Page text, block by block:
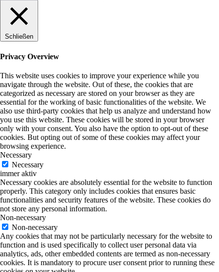
Schließen
Privacy Overview
This website uses cookies to improve your experience while you
navigate through the website. Out of these, the cookies that are
categorized as necessary are stored on your browser as they are
essential for the working of basic functionalities of the website. We
also use third-party cookies that help us analyze and understand how
you use this website. These cookies will be stored in your browser
only with your consent. You also have the option to opt-out of these
cookies. But opting out of some of these cookies may affect your
browsing experience.
Necessary
Necessary
immer aktiv
Necessary cookies are absolutely essential for the website to function
properly. This category only includes cookies that ensures basic
functionalities and security features of the website. These cookies do
not store any personal information.
Non-necessary
Non-necessary
Any cookies that may not be particularly necessary for the website to
function and is used specifically to collect user personal data via
analytics, ads, other embedded contents are termed as non-necessary
cookies. It is mandatory to procure user consent prior to running these